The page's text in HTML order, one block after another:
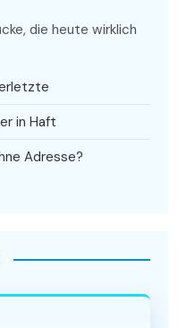
die heute wirklich
in Haft
Adresse?